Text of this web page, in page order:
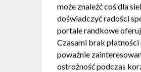
może znaleźć coś dla
doświadczyć radości
portale randkowe
Czasami brak
poważnie
ostrożność podczas